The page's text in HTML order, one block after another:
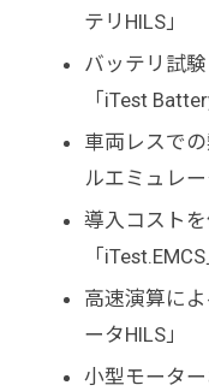
テリHILS」
バッテリ試
「iTest
車両レスで
ルエミュレー
導入コスト
「iTest.EMCS
高速演算に
ータHILS」
小型モータ